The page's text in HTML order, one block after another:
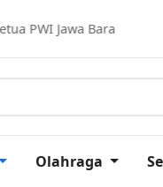
Sulthon Berkomitmen
Olahraga